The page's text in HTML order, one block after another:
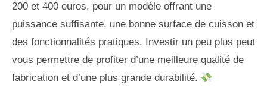
200 et 400 euros, pour un modèle offrant une
puissance suffisante, une bonne surface de cuisson et
des fonctionnalités pratiques. Investir un peu plus peut
vous permettre de profiter d’une meilleure qualité de
fabrication et d’une plus grande durabilité.